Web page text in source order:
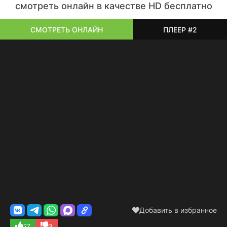
смотреть онлайн в качестве HD бесплатно
СМОТРЕТЬ ОНЛАЙН ПЛЕЕР #2
Добавить в избранное